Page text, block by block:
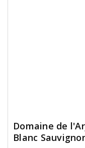
Domaine de
Blanc